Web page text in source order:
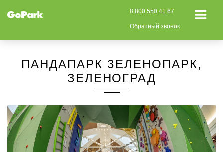
8 800 550 41 67
Обратный звонок
ПАНДАПАРК ЗЕЛЕНОПАРК,
ЗЕЛЕНОГРАД